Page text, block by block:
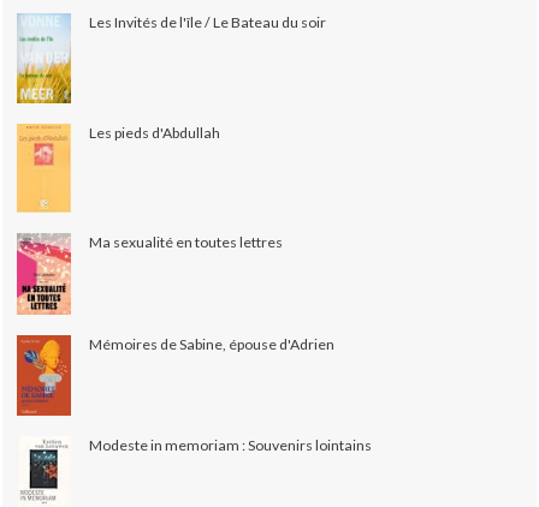
Les Invités de l'île / Le Bateau du soir
Les pieds d'Abdullah
Ma sexualité en toutes lettres
Mémoires de Sabine, épouse d'Adrien
Modeste in memoriam : Souvenirs lointains